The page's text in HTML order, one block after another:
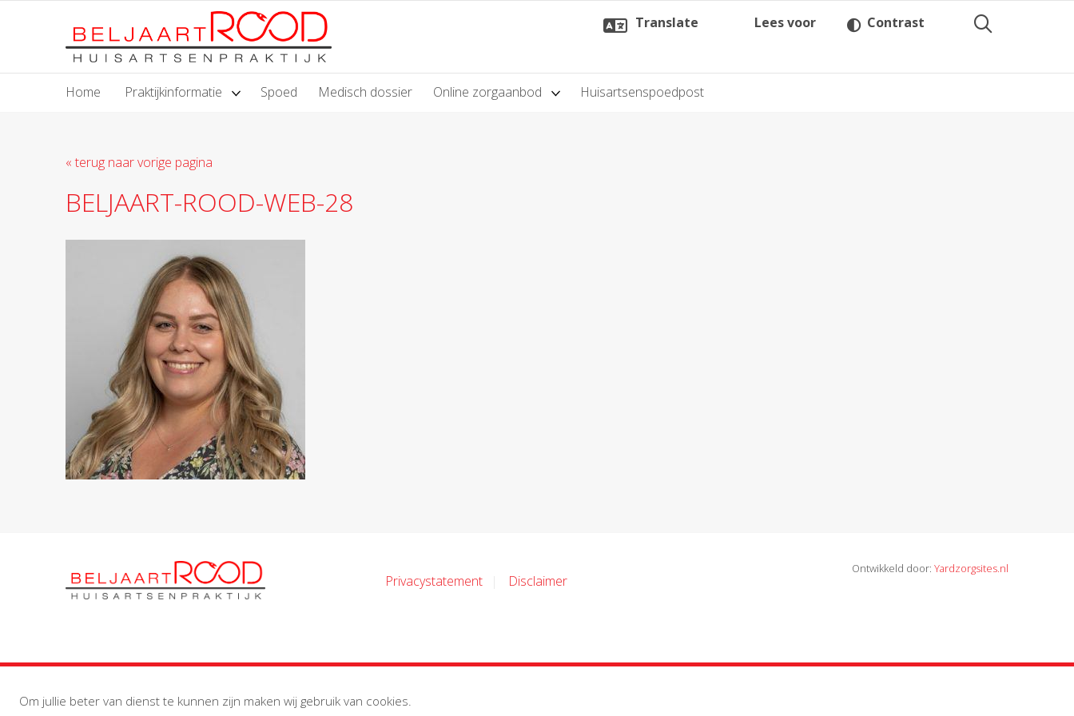
Translate Lees voor Contrast
Home Praktijkinformatie Spoed Medisch dossier Online zorgaanbod Huisartsenspoedpost
« terug naar vorige pagina
BELJAART-ROOD-WEB-28
Privacystatement Disclaimer
Ontwikkeld door: Yardzorgsites.nl
Om jullie beter van dienst te kunnen zijn maken wij gebruik van cookies.